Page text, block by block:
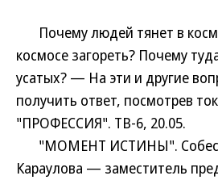
Почему людей тянет в
космосе загореть? Почему
усатых? — На эти и другие
получить ответ, посмотрев
"ПРОФЕССИЯ". ТВ-6, 20.05.
"МОМЕНТ ИСТИНЫ".
Караулова — заместитель